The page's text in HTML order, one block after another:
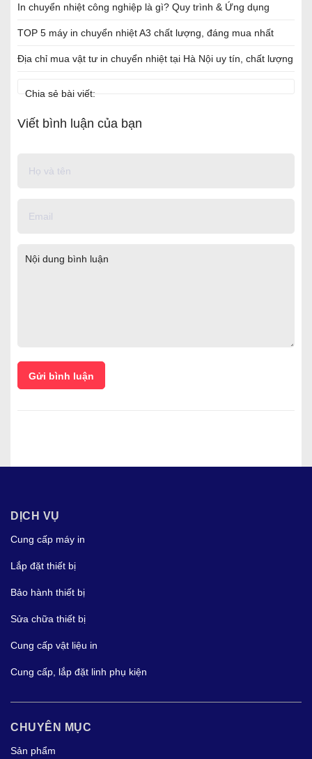
In chuyển nhiệt công nghiệp là gì? Quy trình & Ứng dụng
TOP 5 máy in chuyển nhiệt A3 chất lượng, đáng mua nhất
Địa chỉ mua vật tư in chuyển nhiệt tại Hà Nội uy tín, chất lượng
Chia sẻ bài viết:
Viết bình luận của bạn
Gửi bình luận
DỊCH VỤ
Cung cấp máy in
Lắp đặt thiết bị
Bảo hành thiết bị
Sửa chữa thiết bị
Cung cấp vật liệu in
Cung cấp, lắp đặt linh phụ kiện
CHUYÊN MỤC
Sản phẩm